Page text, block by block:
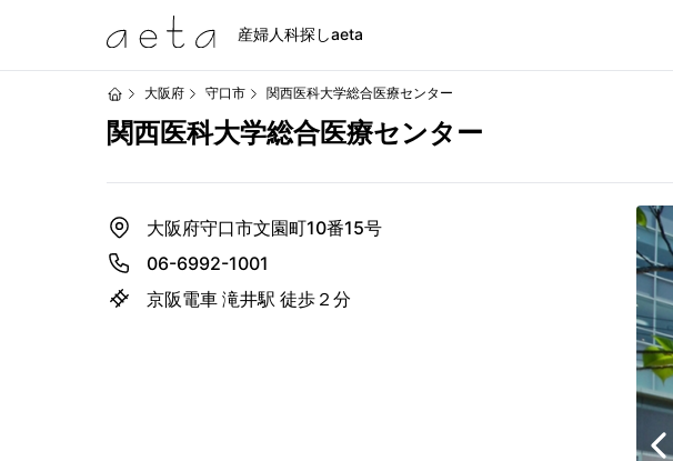
産婦人科探しaeta
大阪府 守口市 関西医科大学総合医療センター
関西医科大学総合医療センター
大阪府守口市文園町10番15号
06-6992-1001
京阪電車 滝井駅 徒歩２分